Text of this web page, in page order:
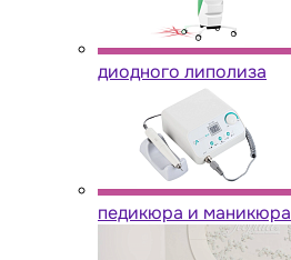
диодного липолиза
педикюра и маникюра